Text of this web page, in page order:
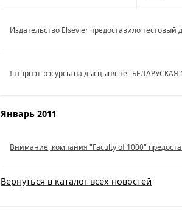
Издательство Elsevier предоставило тестовый
Iнтэрнэт-рэсурсы па дысцыпліне
Январь 2011
Внимание, компания "Faculty of 1000"
Вернуться в каталог всех новостей